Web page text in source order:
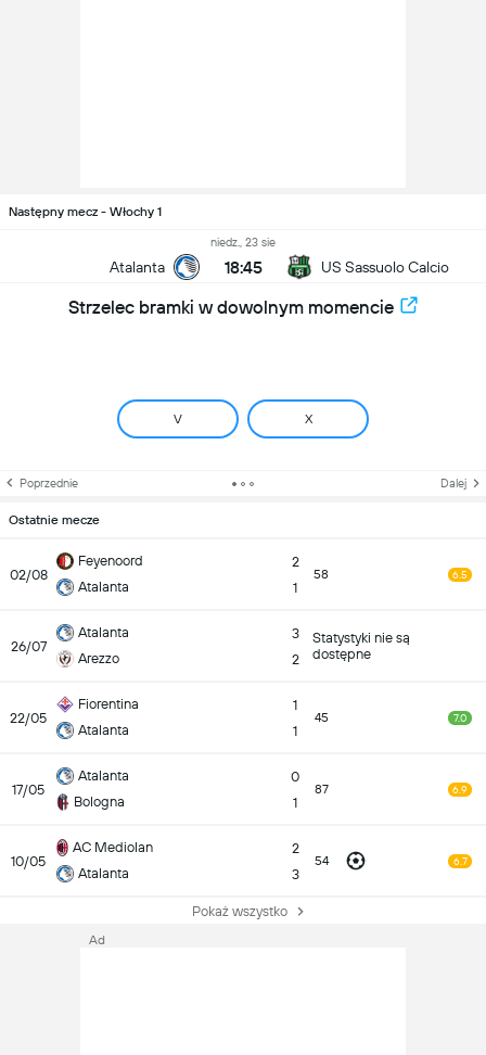
Następny mecz - Włochy 1
Atalanta
niedz., 23 sie
18:45 US Sassuolo Calcio
Strzelec bramki w dowolnym momencie
V X
Poprzednie Dalej
Ostatnie mecze
02/08
Feyenoord
Atalanta
2
1
58 6.5
26/07
Atalanta
Arezzo
3
2
Statystyki nie są
dostępne
22/05
Fiorentina
Atalanta
1
1
45 7.0
17/05
Atalanta
Bologna
0
1
87 6.9
10/05
AC Mediolan
Atalanta
2
3
54 6.7
Pokaż wszystko
Ad